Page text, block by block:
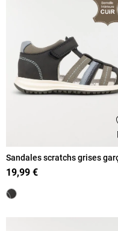
Sandales scratchs grises
(19-23)
19,99 €